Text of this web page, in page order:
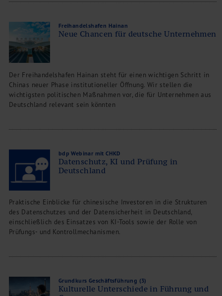
Freihandelshafen Hainan
Neue Chancen für deutsche Unternehmen
Der Freihandelshafen Hainan steht für einen wichtigen Schritt in
Chinas neuer Phase institutioneller Öffnung. Wir stellen die
wichtigsten politischen Maßnahmen vor, die für Unternehmen aus
Deutschland relevant sein könnten
bdp Webinar mit CHKD
Datenschutz, KI und Prüfung in
Deutschland
Praktische Einblicke für chinesische Investoren in die Strukturen
des Datenschutzes und der Datensicherheit in Deutschland,
einschließlich des Einsatzes von KI-Tools sowie der Rolle von
Prüfungs- und Kontrollmechanismen.
Grundkurs Geschäftsführung (3)
Kulturelle Unterschiede in Führung und